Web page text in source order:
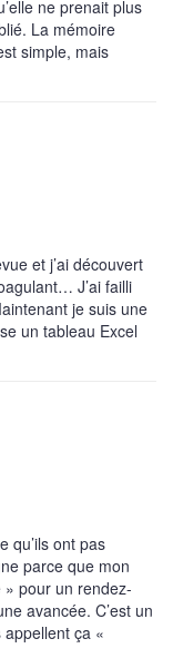
ne prenait plus
La mémoire
simple, mais
et j’ai découvert
J’ai failli
je suis une
un tableau Excel
qu’ils ont pas
parce que mon
» pour un rendez-
avancée. C’est un
appellent ça «